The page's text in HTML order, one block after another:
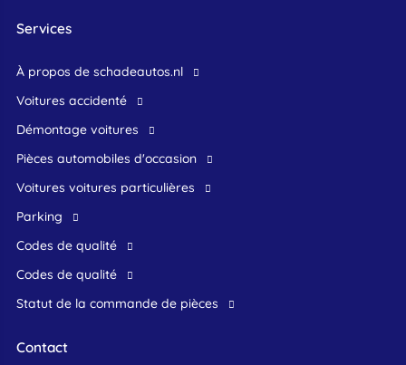
Services
À propos de schadeautos.nl
Voitures accidenté
Démontage voitures
Pièces automobiles d'occasion
voitures voitures particulières
Parking
Codes de qualité
Codes de qualité
Statut de la commande de pièces
Contact